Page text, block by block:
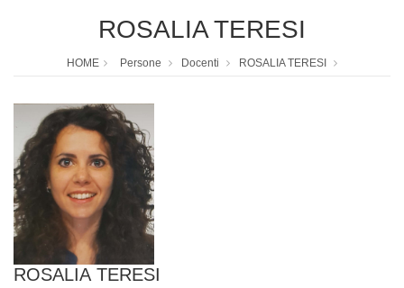
ROSALIA TERESI
HOME Persone Docenti ROSALIA TERESI
ROSALIA TERESI